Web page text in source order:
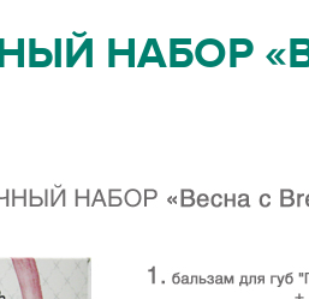
НАБОР